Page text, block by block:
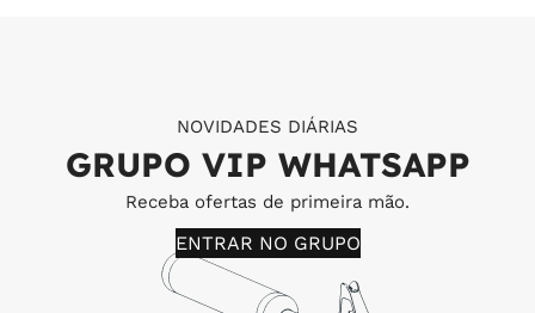
NOVIDADES DIÁRIAS
GRUPO VIP WHATSAPP
Receba ofertas de primeira mão.
ENTRAR NO GRUPO